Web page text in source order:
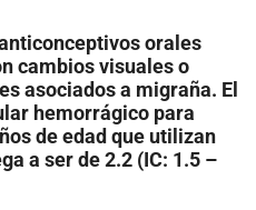
orales
cambios visuales o
asociados a migraña. El
hemorrágico para
de edad que utilizan
a ser de 2.2 (IC: 1.5 –